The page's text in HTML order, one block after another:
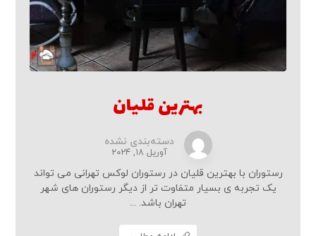
بهترین قلیان
دسته‌بندی نشده
آوریل ۱۸, ۲۰۲۴
رستوران با بهترین قلیان در رستوران لوکس تهرانی می تواند
یک تجربه ی بسیار متفاوت تر از دیگر رستوران های شهر
تهران باشد. ...